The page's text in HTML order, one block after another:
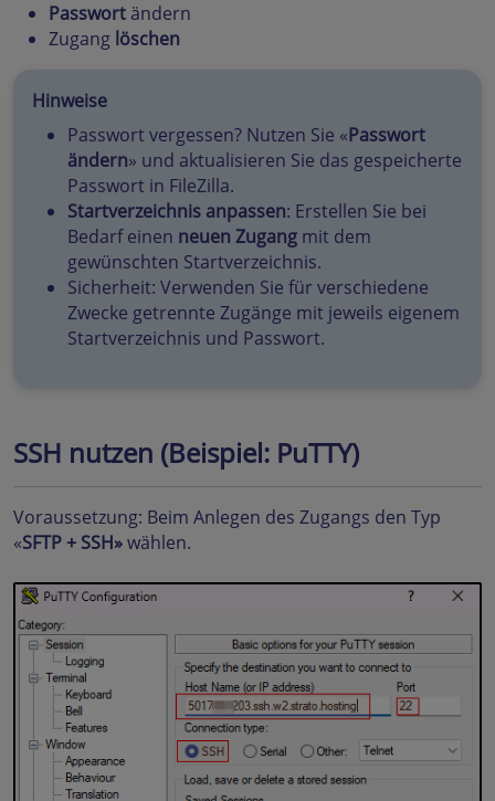
Passwort ändern
Zugang löschen
Hinweise
Passwort vergessen? Nutzen Sie «Passwort
ändern» und aktualisieren Sie das gespeicherte
Passwort in FileZilla.
Startverzeichnis anpassen: Erstellen Sie bei
Bedarf einen neuen Zugang mit dem
gewünschten Startverzeichnis.
Sicherheit: Verwenden Sie für verschiedene
Zwecke getrennte Zugänge mit jeweils eigenem
Startverzeichnis und Passwort.
SSH nutzen (Beispiel: PuTTY)
Voraussetzung: Beim Anlegen des Zugangs den Typ
«SFTP + SSH»wählen.